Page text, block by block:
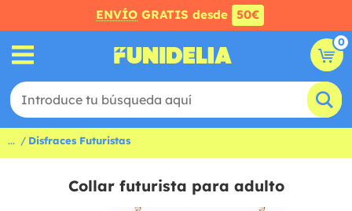
ENVÍO GRATIS desde 50€
0
... Disfraces Futuristas
Collar futurista para adulto